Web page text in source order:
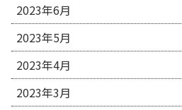
2023年6月
2023年5月
2023年4月
2023年3月